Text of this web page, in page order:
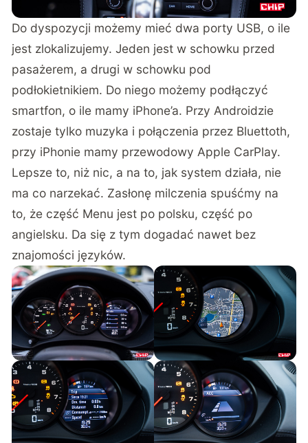
Do dyspozycji możemy mieć dwa porty USB, o ile
jest zlokalizujemy. Jeden jest w schowku przed
pasażerem, a drugi w schowku pod
podłokietnikiem. Do niego możemy podłączyć
smartfon, o ile mamy iPhone’a. Przy Androidzie
zostaje tylko muzyka i połączenia przez Bluettoth,
przy iPhonie mamy przewodowy Apple CarPlay.
Lepsze to, niż nic, a na to, jak system działa, nie
ma co narzekać. Zasłonę milczenia spuśćmy na
to, że część Menu jest po polsku, część po
angielsku. Da się z tym dogadać nawet bez
znajomości języków.